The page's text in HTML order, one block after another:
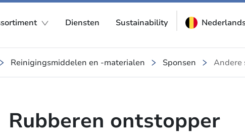
Diensten Sustainability
Reinigingsmiddelen en -materialen Sponsen Andere
Rubberen ontstopper